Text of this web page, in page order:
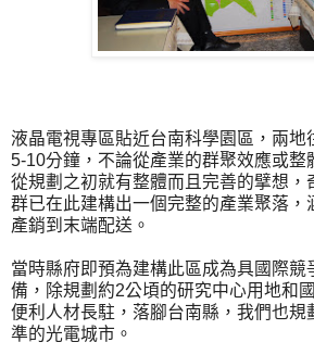
液晶電視專區貼近台南科學園區，兩地
5-10分鐘，不論從產業的群聚效應或整
從規劃之初就有整體而且完善的擘想，
群已在此建構出一個完整的產業聚落，
產銷到末端配送。
當時縣府即預為建構此區成為具國際競
備，除規劃約2公頃的研究中心用地和
便利人材長駐，落腳台南縣，我們也規
準的光電城市。